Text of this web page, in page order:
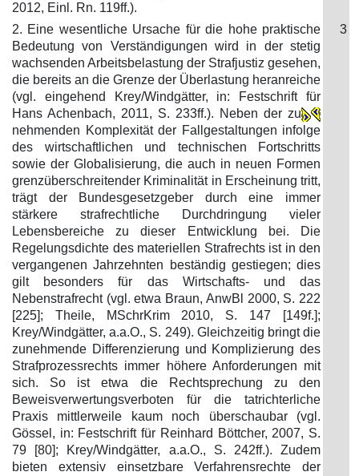
2012, Einl. Rn. 119ff.).
2. Eine wesentliche Ursache für die hohe praktische
Bedeutung von Verständigungen wird in der stetig
wachsenden Arbeitsbelastung der Strafjustiz gesehen,
die bereits an die Grenze der Überlastung heranreiche
(vgl. eingehend Krey/Windgätter, in: Festschrift für
Hans Achenbach, 2011, S. 233ff.). Neben der zu
nehmenden Komplexität der Fallgestaltungen infolge
des wirtschaftlichen und technischen Fortschritts
sowie der Globalisierung, die auch in neuen Formen
grenzüberschreitender Kriminalität in Erscheinung tritt,
trägt der Bundesgesetzgeber durch eine immer
stärkere strafrechtliche Durchdringung vieler
Lebensbereiche zu dieser Entwicklung bei. Die
Regelungsdichte des materiellen Strafrechts ist in den
vergangenen Jahrzehnten beständig gestiegen; dies
gilt besonders für das Wirtschafts- und das
Nebenstrafrecht (vgl. etwa Braun, AnwBl 2000, S. 222
[225]; Theile, MSchrKrim 2010, S. 147 [149f.];
Krey/Windgätter, a.a.O., S. 249). Gleichzeitig bringt die
zunehmende Differenzierung und Komplizierung des
Strafprozessrechts immer höhere Anforderungen mit
sich. So ist etwa die Rechtsprechung zu den
Beweisverwertungsverboten für die tatrichterliche
Praxis mittlerweile kaum noch überschaubar (vgl.
Gössel, in: Festschrift für Reinhard Böttcher, 2007, S.
79 [80]; Krey/Windgätter, a.a.O., S. 242ff.). Zudem
bieten extensiv einsetzbare Verfahrensrechte der
3